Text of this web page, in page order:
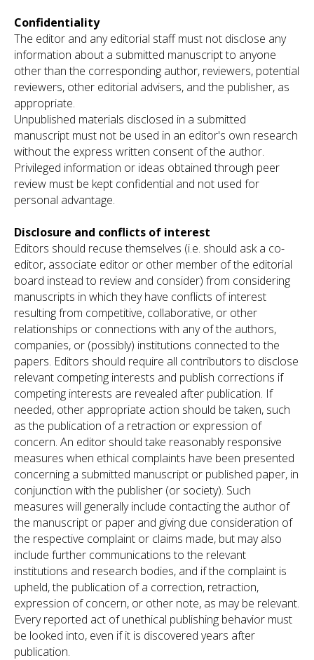
Confidentiality
The editor and any editorial staff must not disclose any
information about a submitted manuscript to anyone
other than the corresponding author, reviewers, potential
reviewers, other editorial advisers, and the publisher, as
appropriate.
Unpublished materials disclosed in a submitted
manuscript must not be used in an editor's own research
without the express written consent of the author.
Privileged information or ideas obtained through peer
review must be kept confidential and not used for
personal advantage.
Disclosure and conflicts of interest
Editors should recuse themselves (i.e. should ask a co-
editor, associate editor or other member of the editorial
board instead to review and consider) from considering
manuscripts in which they have conflicts of interest
resulting from competitive, collaborative, or other
relationships or connections with any of the authors,
companies, or (possibly) institutions connected to the
papers. Editors should require all contributors to disclose
relevant competing interests and publish corrections if
competing interests are revealed after publication. If
needed, other appropriate action should be taken, such
as the publication of a retraction or expression of
concern. An editor should take reasonably responsive
measures when ethical complaints have been presented
concerning a submitted manuscript or published paper, in
conjunction with the publisher (or society). Such
measures will generally include contacting the author of
the manuscript or paper and giving due consideration of
the respective complaint or claims made, but may also
include further communications to the relevant
institutions and research bodies, and if the complaint is
upheld, the publication of a correction, retraction,
expression of concern, or other note, as may be relevant.
Every reported act of unethical publishing behavior must
be looked into, even if it is discovered years after
publication.